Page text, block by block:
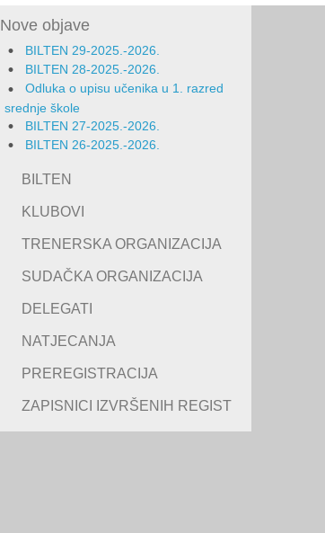
Nove objave
BILTEN 29-2025.-2026.
BILTEN 28-2025.-2026.
Odluka o upisu učenika u 1. razred
srednje škole
BILTEN 27-2025.-2026.
BILTEN 26-2025.-2026.
BILTEN
KLUBOVI
TRENERSKA ORGANIZACIJA
SUDAČKA ORGANIZACIJA
DELEGATI
NATJECANJA
PREREGISTRACIJA
ZAPISNICI IZVRŠENIH REGIST